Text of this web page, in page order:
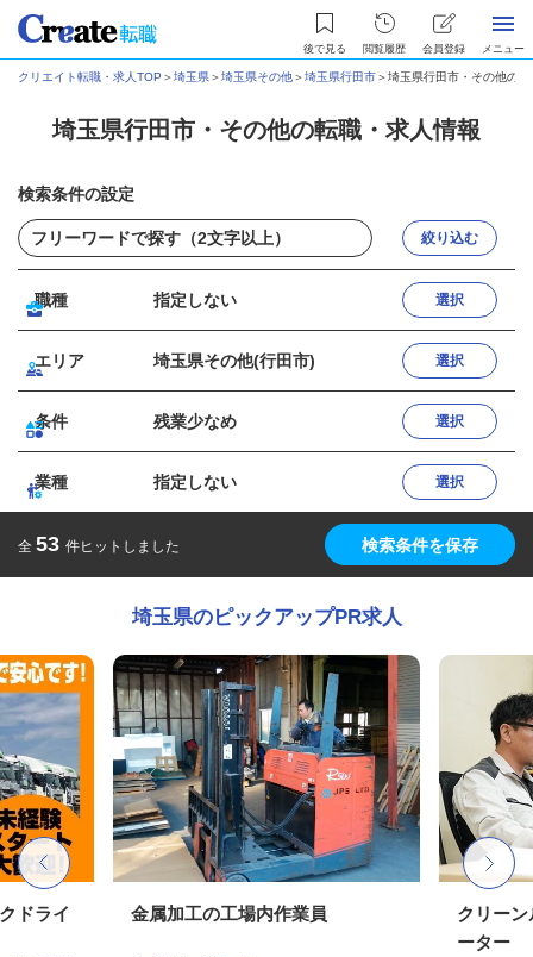
後で見る 閲覧履歴 会員登録 メニュー
クリエイト転職・求人TOP ＞埼玉県＞埼玉県その他＞埼玉県行田市＞埼玉県行田市・その他の
埼玉県行田市・その他の転職・求人情報
検索条件の設定
絞り込む
職種 指定しない 選択
エリア 埼玉県その他(行田市) 選択
条件 残業少なめ 選択
業種 指定しない 選択
全 53 件ヒットしました 検索条件を保存
埼玉県のピックアップPR求人
ドライ 金属加工の工場内作業員
クリー
ーター